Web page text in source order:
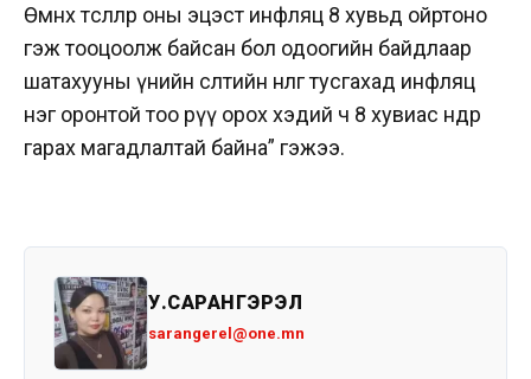
Өмнөх төсөөллөөр оны эцэст инфляц 8 хувьд ойртоно
гэж тооцоолж байсан бол одоогийн байдлаар
шатахууны үнийн өсөлтийн нөлөөг тусгахад инфляц
нэг оронтой тоо рүү орох хэдий ч 8 хувиас өндөр
гарах магадлалтай байна” гэжээ.
У.САРАНГЭРЭЛ
sarangerel@one.mn